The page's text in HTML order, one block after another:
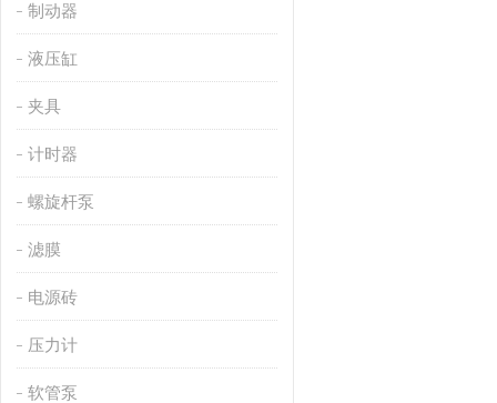
制动器
液压缸
夹具
计时器
螺旋杆泵
滤膜
电源砖
压力计
软管泵